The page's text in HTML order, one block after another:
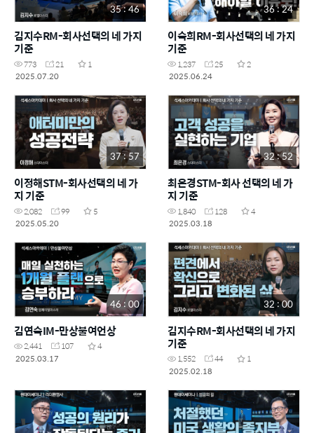
35 : 46
김지수RM-회사선택의 네 가지
기준
773 21
1
2025.07.20
36 : 24
이숙희RM-회사선택의 네 가지
기준
1,237 25
2
2025.06.24
37 : 57
이정해STM-회사선택의 네 가
지 기준
2,082 99
5
2025.05.20
32 : 52
최은경STM-회사 선택의 네 가
지 기준
1,840 128
4
2025.03.18
46 : 00
김연숙IM-만상불여언상
2,441 107
4
2025.03.17
32 : 00
김지수RM-회사선택의 네 가지
기준
1,552 44
1
2025.02.18